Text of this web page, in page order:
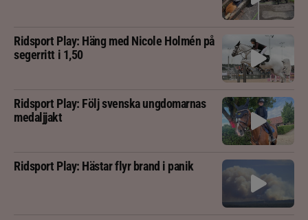
Ridsport Play: Häng med Nicole Holmén på
segerritt i 1,50
Ridsport Play: Följ svenska ungdomarnas
medaljjakt
Ridsport Play: Hästar flyr brand i panik